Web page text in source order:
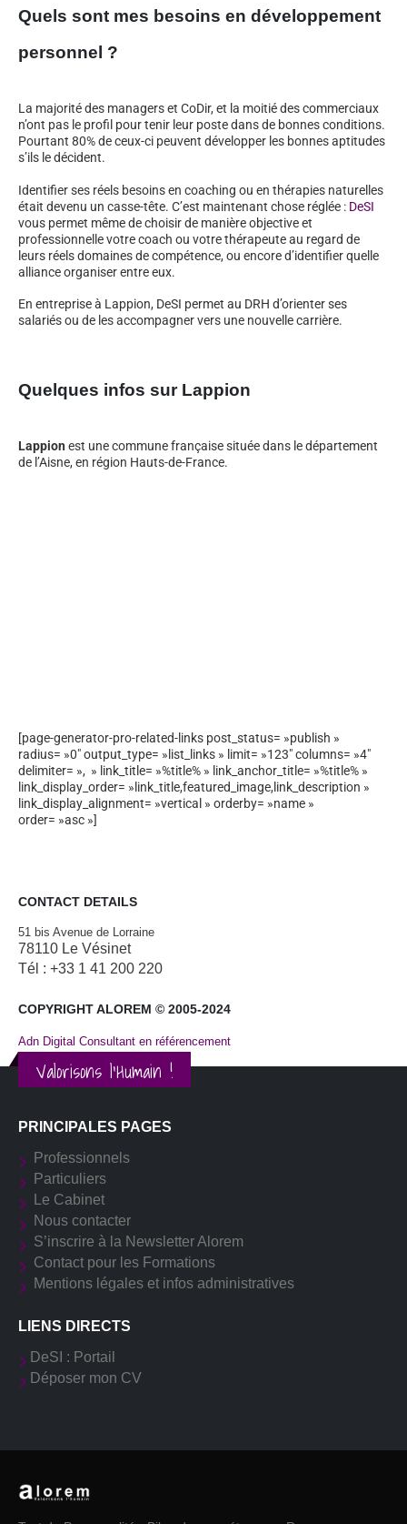
Quels sont mes besoins en développement
personnel ?
La majorité des managers et CoDir, et la moitié des commerciaux
n’ont pas le profil pour tenir leur poste dans de bonnes conditions.
Pourtant 80% de ceux-ci peuvent développer les bonnes aptitudes
s’ils le décident.
Identifier ses réels besoins en coaching ou en thérapies naturelles
était devenu un casse-tête. C’est maintenant chose réglée : DeSI
vous permet même de choisir de manière objective et
professionnelle votre coach ou votre thérapeute au regard de
leurs réels domaines de compétence, ou encore d’identifier quelle
alliance organiser entre eux.
En entreprise à Lappion, DeSI permet au DRH d’orienter ses
salariés ou de les accompagner vers une nouvelle carrière.
Quelques infos sur Lappion
Lappion est une commune française située dans le département
de l’Aisne, en région Hauts-de-France.
[page-generator-pro-related-links post_status= »publish »
radius= »0″ output_type= »list_links » limit= »123″ columns= »4″
delimiter= », » link_title= »%title% » link_anchor_title= »%title% »
link_display_order= »link_title,featured_image,link_description »
link_display_alignment= »vertical » orderby= »name »
order= »asc »]
CONTACT DETAILS
51 bis Avenue de Lorraine
78110 Le Vésinet
Tél : +33 1 41 200 220
COPYRIGHT ALOREM © 2005-2024
Adn Digital Consultant en référencement
Valorisons l'Humain !
PRINCIPALES PAGES
Professionnels
Particuliers
Le Cabinet
Nous contacter
S’inscrire à la Newsletter Alorem
Contact pour les Formations
Mentions légales et infos administratives
LIENS DIRECTS
DeSI : Portail
Déposer mon CV